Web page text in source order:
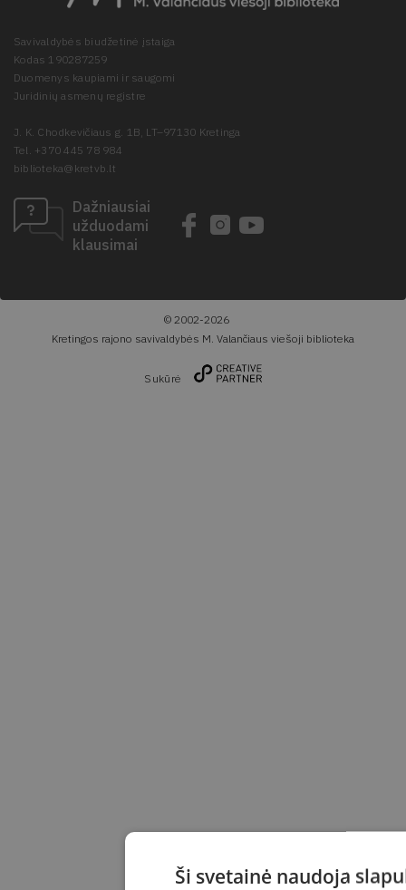
Savivaldybės biudžetinė įstaiga
Kodas 190287259
Duomenys kaupiami ir saugomi
Juridinių asmenų registre
J. K. Chodkevičiaus g. 1B, LT–97130 Kretinga
Tel. +370 445 78 984
biblioteka@kretvb.lt
Dažniausiai
užduodami
klausimai
© 2002-2026
Kretingos rajono savivaldybės M. Valančiaus viešoji biblioteka
Sukūrė
Ši svetainė naudoja